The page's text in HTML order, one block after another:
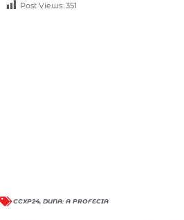
Post Views: 351
CCXP24, DUNA: A PROFECIA